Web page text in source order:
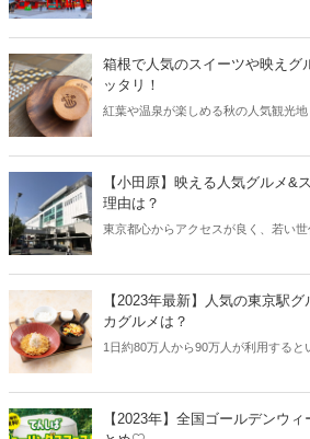
箱根で人気のスイーツや映えグ
ッタリ！
紅葉や温泉が楽しめる秋の人気観光地
【小田原】映える人気グルメ&
理由は？
東京都心からアクセスが良く、若い世
ーツをご紹介します！
【2023年最新】人気の東京駅
カグルメは？
1日約80万人から90万人が利用すると
が特徴。東京駅から人気の駅ナカグル
【2023年】全国ゴールデンウ